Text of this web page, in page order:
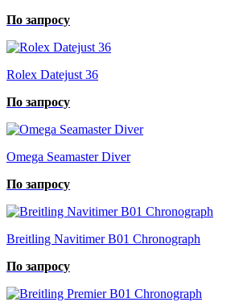
По запросу
Rolex Datejust 36
По запросу
Omega Seamaster Diver
По запросу
Breitling Navitimer B01 Chronograph
По запросу